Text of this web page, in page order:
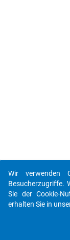
Kennen Sie
Datenpakete
bitte mit...
Wir verwenden
Besucherzugriffe.
Sie der Cookie-
erhalten Sie in